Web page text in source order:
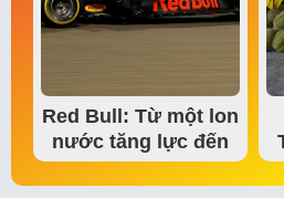
Red Bull: Từ một lon
nước tăng lực đến
đế chế thể…